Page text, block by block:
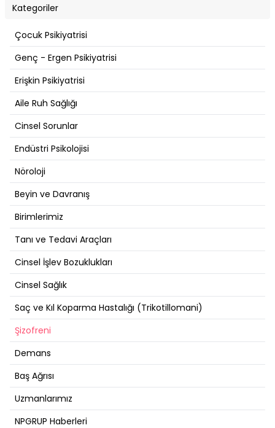
Kategoriler
Çocuk Psikiyatrisi
Genç - Ergen Psikiyatrisi
Erişkin Psikiyatrisi
Aile Ruh Sağlığı
Cinsel Sorunlar
Endüstri Psikolojisi
Nöroloji
Beyin ve Davranış
Birimlerimiz
Tanı ve Tedavi Araçları
Cinsel İşlev Bozuklukları
Cinsel Sağlık
Saç ve Kıl Koparma Hastalığı (Trikotillomani)
Şizofreni
Demans
Baş Ağrısı
Uzmanlarımız
NPGRUP Haberleri